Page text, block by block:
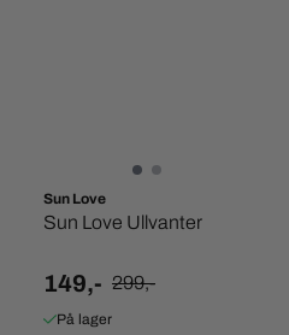
Sun Love
Sun Love Ullvanter
149,- 299,-
På lager